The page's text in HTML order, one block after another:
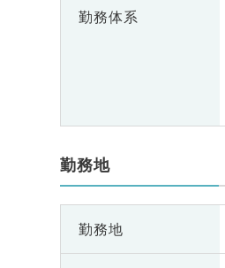
勤務体系
勤務地
勤務地